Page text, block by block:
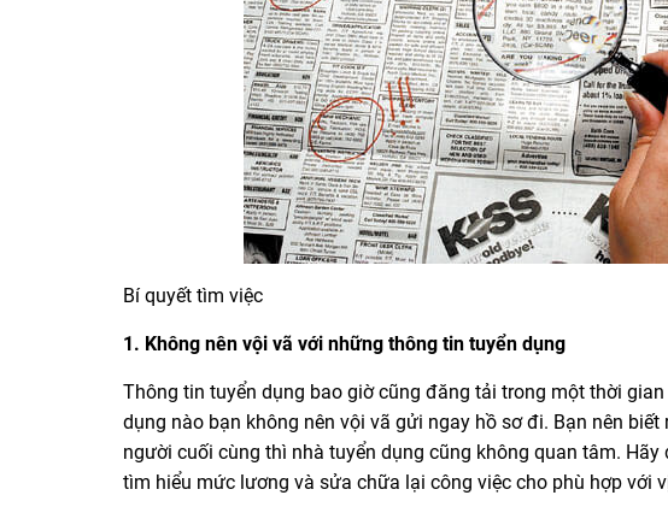
Bí quyết tìm việc
1. Không nên vội vã với những thông tin tuyển dụng
Thông tin tuyển dụng bao giờ cũng đăng tải trong một thời
dụng nào bạn không nên vội vã gửi ngay hồ sơ đi. Bạn nên
người cuối cùng thì nhà tuyển dụng cũng không quan tâm.
tìm hiểu mức lương và sửa chữa lại công việc cho phù hợp với